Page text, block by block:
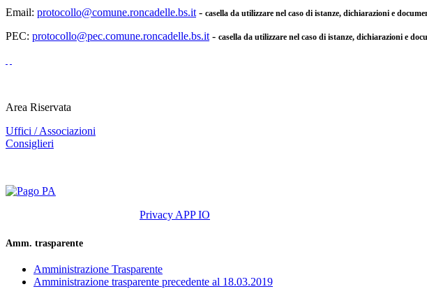
Email: protocollo@comune.roncadelle.bs.it - casella da utilizzare nel caso di istanze, dichiarazioni e
PEC: protocollo@pec.comune.roncadelle.bs.it - casella da utilizzare nel caso di istanze, dichiarazioni e
Area Riservata
Uffici / Associazioni
Consiglieri
Privacy APP IO
Amm. trasparente
Amministrazione Trasparente
Amministrazione trasparente precedente al 18.03.2019